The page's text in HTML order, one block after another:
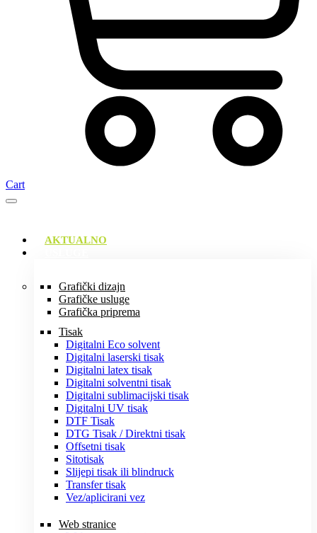
Cart
AKTUALNO
Grafički dizajn
Grafičke usluge
Grafička priprema
Tisak
Digitalni Eco solvent
Digitalni laserski tisak
Digitalni latex tisak
Digitalni solventni tisak
Digitalni sublimacijski tisak
Digitalni UV tisak
DTF Tisak
DTG Tisak / Direktni tisak
Offsetni tisak
Sitotisak
Slijepi tisak ili blindruck
Transfer tisak
Vez/aplicirani vez
Web stranice